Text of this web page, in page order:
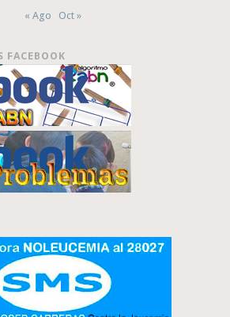
« Ago Oct »
FACEBOOK